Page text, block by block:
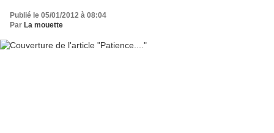
Publié le 05/01/2012 à 08:04
Par La mouette